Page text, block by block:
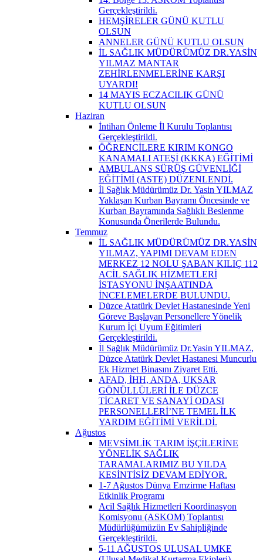
Gerçekleştirildi.
HEMŞİRELER GÜNÜ KUTLU
OLSUN
ANNELER GÜNÜ KUTLU OLSUN
İL SAĞLIK MÜDÜRÜMÜZ DR.YASİN
YILMAZ MANTAR
ZEHİRLENMELERİNE KARŞI
UYARDI!
14 MAYIS ECZACILIK GÜNÜ
KUTLU OLSUN
Haziran
İntiharı Önleme İl Kurulu Toplantısı
Gerçekleştirildi.
ÖĞRENCİLERE KIRIM KONGO
KANAMALI ATEŞİ (KKKA) EĞİTİMİ
AMBULANS SÜRÜŞ GÜVENLİĞİ
EĞİTİMİ (ASTE) DÜZENLENDİ.
İl Sağlık Müdürümüz Dr. Yasin YILMAZ
Yaklaşan Kurban Bayramı Öncesinde ve
Kurban Bayramında Sağlıklı Beslenme
Konusunda Önerilerde Bulundu.
Temmuz
İL SAĞLIK MÜDÜRÜMÜZ DR.YASİN
YILMAZ, YAPIMI DEVAM EDEN
MERKEZ 12 NOLU ŞABAN KILIÇ 112
ACİL SAĞLIK HİZMETLERİ
İSTASYONU İNŞAATINDA
İNCELEMELERDE BULUNDU.
Düzce Atatürk Devlet Hastanesinde Yeni
Göreve Başlayan Personellere Yönelik
Kurum İçi Uyum Eğitimleri
Gerçekleştirildi.
İl Sağlık Müdürümüz Dr.Yasin YILMAZ,
Düzce Atatürk Devlet Hastanesi Muncurlu
Ek Hizmet Binasını Ziyaret Etti.
AFAD, İHH, ANDA, UKSAR
GÖNÜLLÜLERİ İLE DÜZCE
TİCARET VE SANAYİ ODASI
PERSONELLERİ’NE TEMEL İLK
YARDIM EĞİTİMİ VERİLDİ.
Ağustos
MEVSİMLİK TARIM İŞÇİLERİNE
YÖNELİK SAĞLIK
TARAMALARIMIZ BU YILDA
KESİNTİSİZ DEVAM EDİYOR.
1-7 Ağustos Dünya Emzirme Haftası
Etkinlik Programı
Acil Sağlık Hizmetleri Koordinasyon
Komisyonu (ASKOM) Toplantısı
Müdürlüğümüzün Ev Sahipliğinde
Gerçekleştirildi.
5-11 AĞUSTOS ULUSAL UMKE